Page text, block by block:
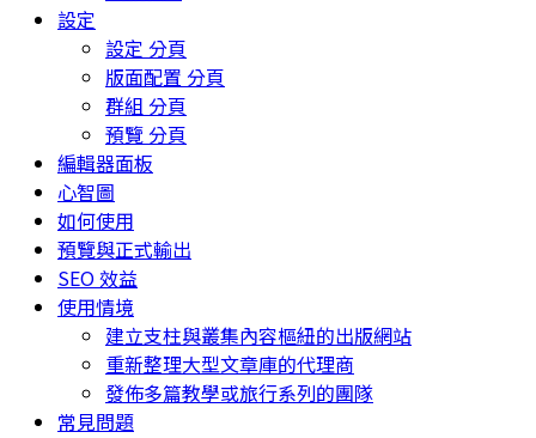
設定
設定 分頁
版面配置 分頁
群組 分頁
預覽 分頁
編輯器面板
心智圖
如何使用
預覽與正式輸出
SEO 效益
使用情境
建立支柱與叢集內容樞紐的出版網站
重新整理大型文章庫的代理商
發佈多篇教學或旅行系列的團隊
常見問題